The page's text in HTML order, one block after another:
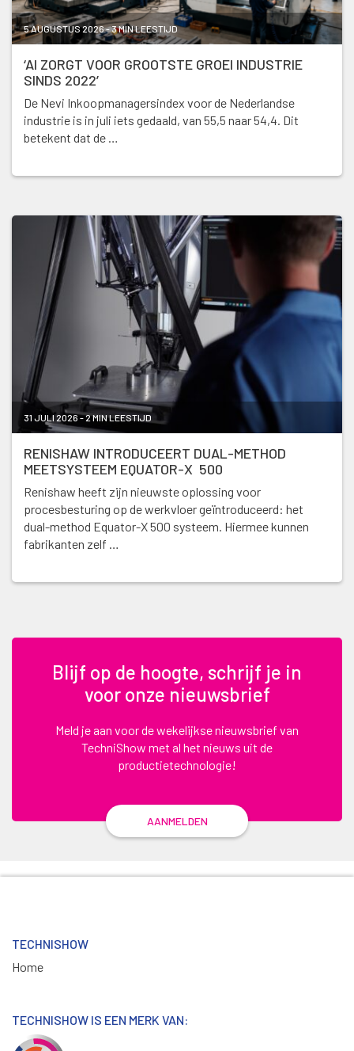
5 AUGUSTUS 2026 - 3 MIN LEESTIJD
‘AI ZORGT VOOR GROOTSTE GROEI INDUSTRIE
SINDS 2022’
De Nevi Inkoopmanagersindex voor de Nederlandse
industrie is in juli iets gedaald, van 55,5 naar 54,4. Dit
betekent dat de …
31 JULI 2026 - 2 MIN LEESTIJD
RENISHAW INTRODUCEERT DUAL-METHOD
MEETSYSTEEM EQUATOR-X 500
Renishaw heeft zijn nieuwste oplossing voor
procesbesturing op de werkvloer geïntroduceerd: het
dual-method Equator-X 500 systeem. Hiermee kunnen
fabrikanten zelf …
Blijf op de hoogte, schrijf je in
voor onze nieuwsbrief
Meld je aan voor de wekelijkse nieuwsbrief van
TechniShow met al het nieuws uit de
productietechnologie!
AANMELDEN
TECHNISHOW
Home
TECHNISHOW IS EEN MERK VAN: